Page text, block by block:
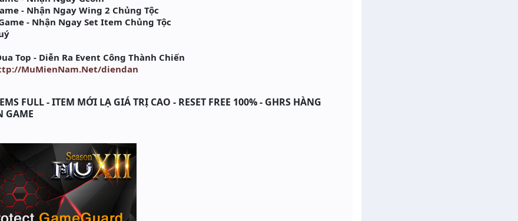
- Nhận Ngay Wing 2 Chủng Tộc
- Nhận Ngay Set Item Chủng Tộc
Top - Diễn Ra Event Công Thành Chiến
MuMienNam.Net/diendan
FULL - ITEM MỚI LẠ GIÁ TRỊ CAO - RESET FREE 100% - GHRS HÀNG
GAME